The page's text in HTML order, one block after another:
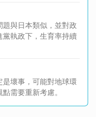
與日本類似，並對政
執政下，生育率持續
壞事，可能對地球環
需要重新考慮。